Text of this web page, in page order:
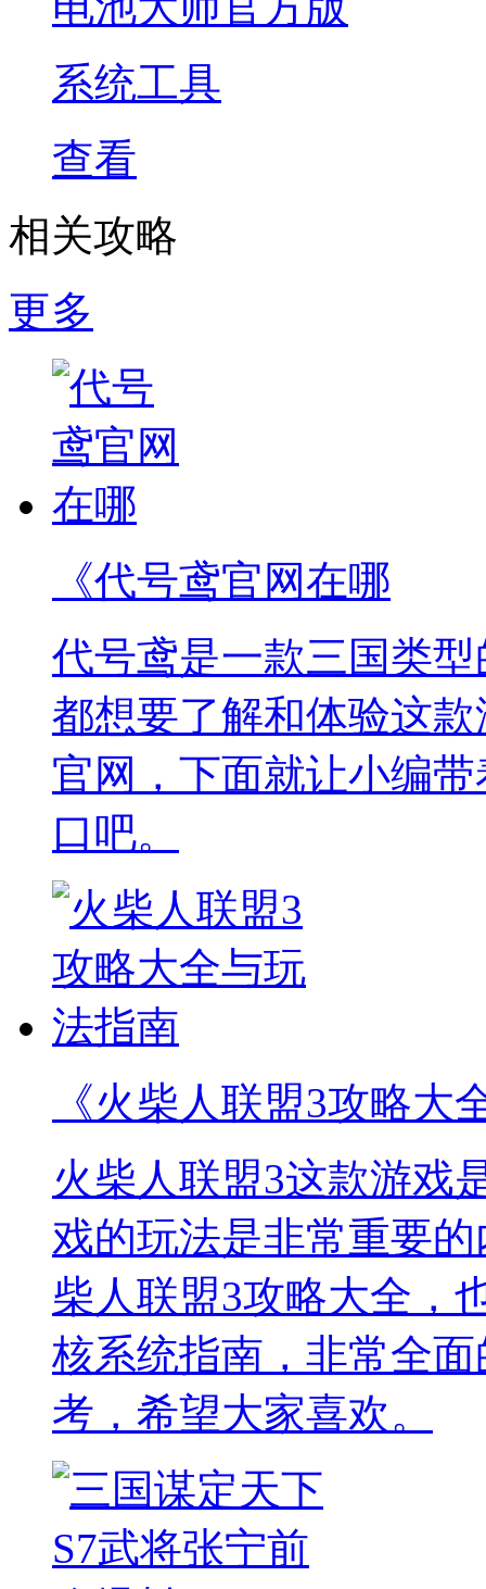
系统工具
查看
相关攻略
更多
《代号鸢官网在哪
代号鸢是一款三国类
都想要了解和体验这
官网，下面就让小编
口吧。
《火柴人联盟3攻略大
火柴人联盟3这款游戏
戏的玩法是非常重要
柴人联盟3攻略大全，
核系统指南，非常全
考，希望大家喜欢。